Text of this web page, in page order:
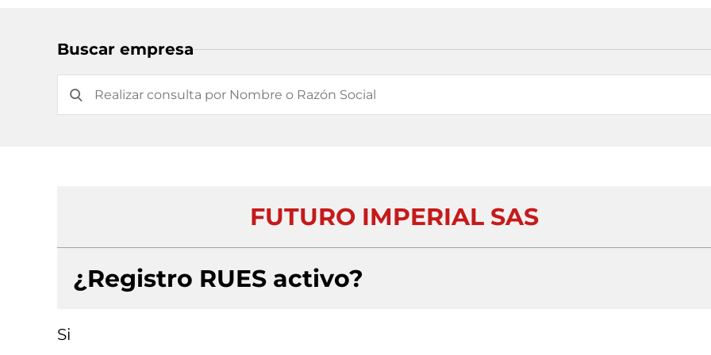
Buscar empresa
FUTURO IMPERIAL SAS
¿Registro RUES activo?
Si